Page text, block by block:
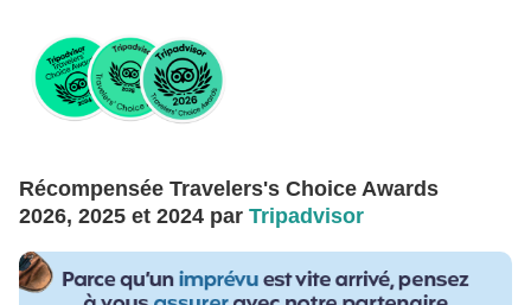
Récompensée Travelers's Choice Awards
2026, 2025 et 2024 par Tripadvisor